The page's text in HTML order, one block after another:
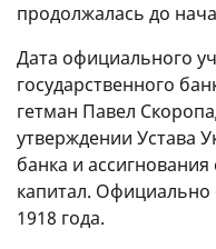
продолжалась до
Дата официального
государственного
гетман Павел
утверждении Устава
банка и
капитал. Официально
1918 года.